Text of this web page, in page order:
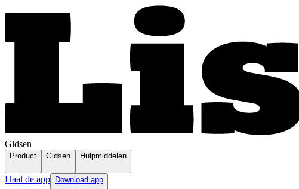
Gidsen
Product Gidsen Hulpmiddelen
Haal de app Download app